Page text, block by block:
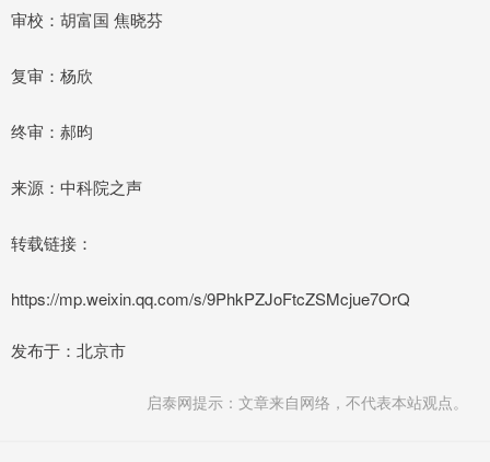
审校：胡富国 焦晓芬
复审：杨欣
终审：郝昀
来源：中科院之声
转载链接：
https://mp.weixin.qq.com/s/9PhkPZJoFtcZSMcjue7OrQ
发布于：北京市
启泰网提示：文章来自网络，不代表本站观点。